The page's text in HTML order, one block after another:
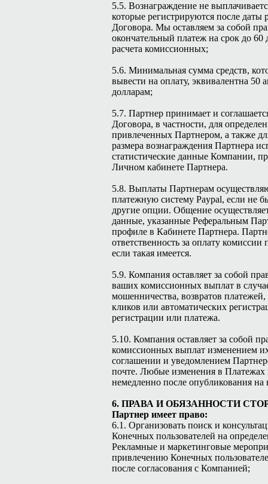
5.5. Вознаграждение не
которые регистрируются после даты
Договора. Мы оставляем за собой
окончательный платеж на срок до 60
расчета комиссионных;
5.6. Минимальная сумма средств,
вывести на оплату, эквивалентна 50
долларам;
5.7. Партнер принимает и
Договора, в частности, для
привлеченных Партнером, а также
размера вознаграждения Партнера
статистические данные Компании,
Личном кабинете Партнера.
5.8. Выплаты Партнерам
платежную систему Paypal, если не
другие опции. Общение
данные, указанные Реферальным
профиле в Кабинете Партнера.
ответственность за оплату
если такая имеется.
5.9. Компания оставляет за собой
ваших комиссионных выплат в
мошенничества, возвратов платежей,
кликов или автоматических
регистрации или платежа.
5.10. Компания оставляет за собой
комиссионных выплат изменением
соглашении и уведомлением
почте. Любые изменения в Платежах
немедленно после опубликования
6. ПРАВА И ОБЯЗАННОСТИ
Партнер имеет право:
6.1. Организовать поиск и
Конечных пользователей на
Рекламные и маркетинговые
привлечению Конечных
после согласования с Компанией;